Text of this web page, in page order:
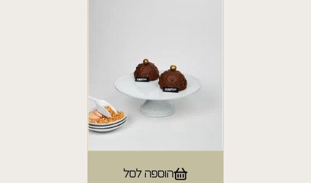
הוספה לסל